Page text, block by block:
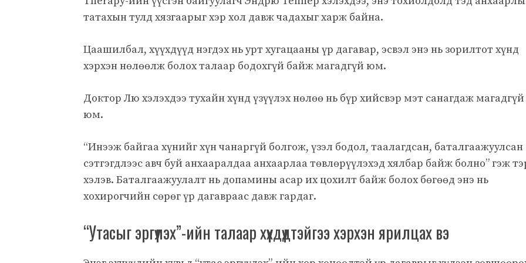
татахын тулд хязгаарыг хэр хол давж чадахыг харж байна.
Цаашилбал, хүүхдүүд нэгдэх нь урт хугацааны үр дагавар, эсвэл энэ нь зорилтот хүнд
хэрхэн нөлөөлж болох талаар бодохгүй байж магадгүй юм.
Доктор Лю хэлэхдээ тухайн хүнд үзүүлэх нөлөө нь бүр хийсвэр мэт санагдаж магадгүй
юм.
“Инээж байгаа хүнийг хүн чанаргүй болгож, үзэл бодол, таалагдсан, баталгаажуулсан
сэтгэгдлээс авч буй анхааралдаа анхаарлаа төвлөрүүлэхэд хялбар байж болно” гэж
хэлэв. Баталгаажуулалт нь допамины асар их цохилт байж болох бөгөөд энэ нь
хохирогчийн сөрөг үр дагавраас давж гардаг.
“Утасыг эргүүлэх”-ийн талаар хүүхдүүдтэйгээ хэрхэн ярилцах вэ